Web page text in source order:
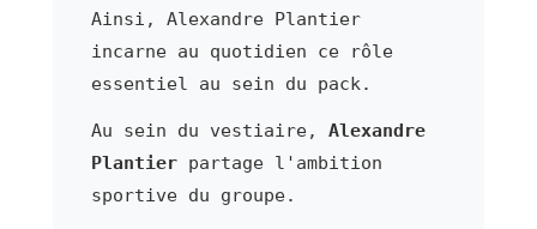
Ainsi, Alexandre Plantier
incarne au quotidien ce rôle
essentiel au sein du pack.
Au sein du vestiaire, Alexandre
Plantierpartage l'ambition
sportive du groupe.